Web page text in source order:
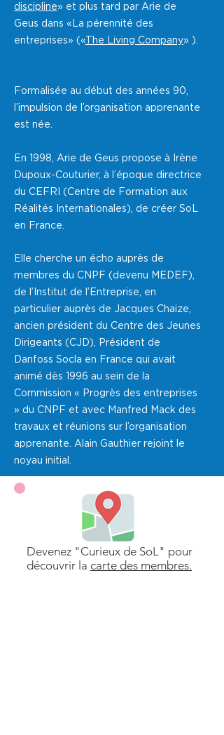
discipline» et plus tard par Arie de
Geus dans «La pérennité des
entreprises» («The Living Company» ).
Formalisée au début des années 90,
l’impulsion de l’organisation apprenante
est née.
En 1998, Arie de Geus propose à Irène
Dupoux-Couturier, à l’époque directrice
du CEFRI (Centre de Formation aux
Réalités Internationales), de créer SoL
en France.
Elle cherche un écho auprès de
membres du CNPF (devenu MEDEF),
de l’Institut de l’Entreprise, en
particulier auprès de Jacques Chaize,
ancien président du Centre des Jeunes
Dirigeants (CJD), Président de
Danfoss Socla en France qui avait
animé dès 1996 au sein de la
Commission « Progrès des entreprises
» du CNPF et avec Manfred Mack des
travaux et réunions sur l’organisation
apprenante. Alain Gauthier rejoint le
noyau initial.
Devenez "Curieux de SoL" pour
découvrir la carte des membres.